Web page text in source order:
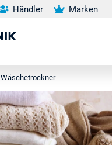
Händler Marken
Wäschetrockner